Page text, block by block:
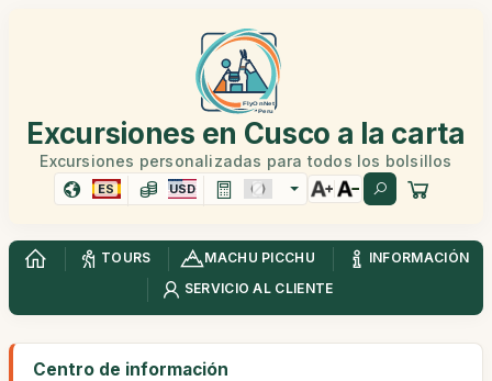
Excursiones en Cusco a la carta
Excursiones personalizadas para todos los bolsillos
ES USD
TOURS MACHU PICCHU
INFORMACIÓN
SERVICIO AL CLIENTE
Centro de información